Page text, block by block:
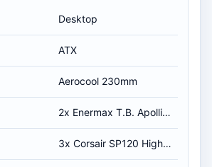
Desktop
ATX
Aerocool 230mm
2x Enermax T.B. Apollish 120 Blau
3x Corsair SP120 High Performance incl. Alphacool XT45 360er